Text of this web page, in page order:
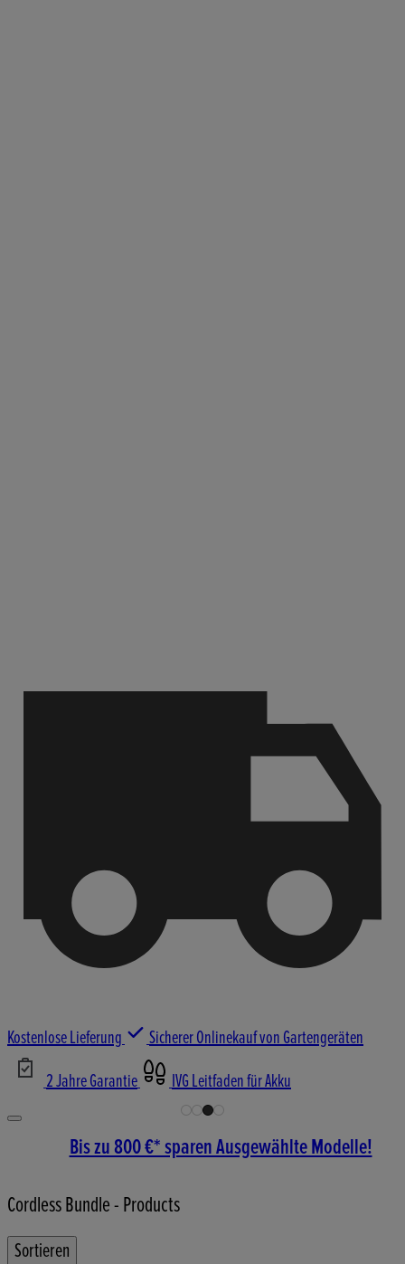
Kostenlose Lieferung
Sicherer Onlinekauf von Gartengeräten
2 Jahre Garantie
IVG Leitfaden für Akku
Bis zu 800 €* sparen Ausgewählte Modelle!
Cordless Bundle - Products
Sortieren